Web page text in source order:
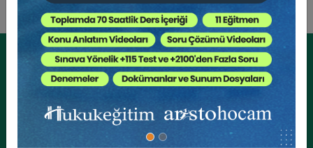
Kurumsal Üyelikler İçin
Kurumsal Teklif Alın